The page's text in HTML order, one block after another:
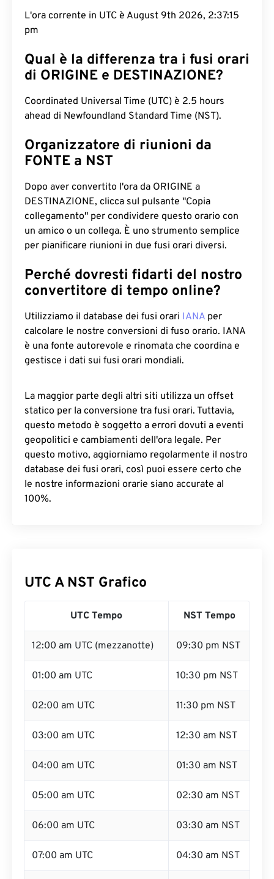
L'ora corrente in UTC è August 9th 2026, 2:37:16
pm
Qual è la differenza tra i fusi orari
di ORIGINE e DESTINAZIONE?
Coordinated Universal Time (UTC) è 2.5 hours
ahead di Newfoundland Standard Time (NST).
Organizzatore di riunioni da
FONTE a NST
Dopo aver convertito l'ora da ORIGINE a
DESTINAZIONE, clicca sul pulsante "Copia
collegamento" per condividere questo orario con
un amico o un collega. È uno strumento semplice
per pianificare riunioni in due fusi orari diversi.
Perché dovresti fidarti del nostro
convertitore di tempo online?
Utilizziamo il database dei fusi orari IANA per
calcolare le nostre conversioni di fuso orario. IANA
è una fonte autorevole e rinomata che coordina e
gestisce i dati sui fusi orari mondiali.
La maggior parte degli altri siti utilizza un offset
statico per la conversione tra fusi orari. Tuttavia,
questo metodo è soggetto a errori dovuti a eventi
geopolitici e cambiamenti dell'ora legale. Per
questo motivo, aggiorniamo regolarmente il nostro
database dei fusi orari, così puoi essere certo che
le nostre informazioni orarie siano accurate al
100%.
UTC A NST Grafico
UTC Tempo NST Tempo
12:00 am UTC (mezzanotte) 09:30 pm NST
01:00 am UTC 10:30 pm NST
02:00 am UTC 11:30 pm NST
03:00 am UTC 12:30 am NST
04:00 am UTC 01:30 am NST
05:00 am UTC 02:30 am NST
06:00 am UTC 03:30 am NST
07:00 am UTC 04:30 am NST